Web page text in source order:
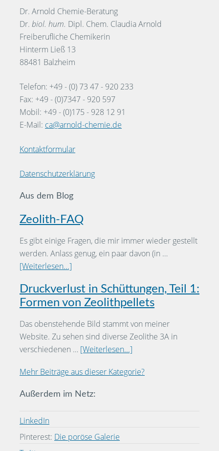
Dr. Arnold Chemie-Beratung
Dr. biol. hum. Dipl. Chem. Claudia Arnold
Freiberufliche Chemikerin
Hinterm Ließ 13
88481 Balzheim
Telefon: +49 - (0) 73 47 - 920 233
Fax: +49 - (0)7347 - 920 597
Mobil: +49 - (0)175 - 928 12 91
E-Mail: ca@arnold-chemie.de
Kontaktformular
Datenschutzerklärung
Aus dem Blog
Zeolith-FAQ
Es gibt einige Fragen, die mir immer wieder gestellt
werden. Anlass genug, ein paar davon (in …
[Weiterlesen...]
Druckverlust in Schüttungen, Teil 1:
Formen von Zeolithpellets
Das obenstehende Bild stammt von meiner
Website. Zu sehen sind diverse Zeolithe 3A in
verschiedenen … [Weiterlesen...]
Mehr Beiträge aus dieser Kategorie?
Außerdem im Netz:
LinkedIn
Pinterest: Die poröse Galerie